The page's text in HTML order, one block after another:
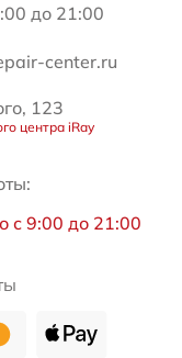
до 21:00
center.ru
123
центра iRay
с 9:00 до 21:00